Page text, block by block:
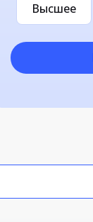
Высшее